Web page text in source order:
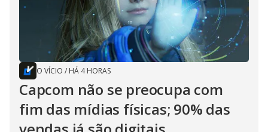
O VÍCIO / HÁ 4 HORAS
Capcom não se preocupa com
fim das mídias físicas; 90% das